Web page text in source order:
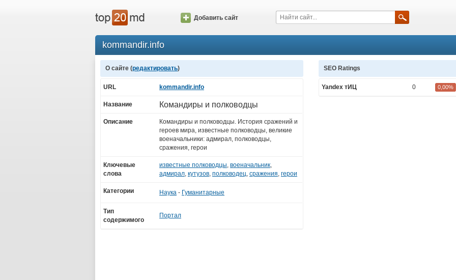
Добавить сайт
kommandir.info
О сайте (редактировать)
URL kommandir.info
Название Командиры и полководцы
Описание
Командиры и полководцы. История сражений и
героев мира, известные полководцы, великие
военачальники: адмирал, полководцы,
сражения, герои
Ключевые
слова
известные полководцы, военачальник,
адмирал, кутузов, полководец, сражения, герои
Категории Наука - Гуманитарные
Тип
содержимого
Портал
SEO Ratings
Yandex тИЦ 0 0,00%